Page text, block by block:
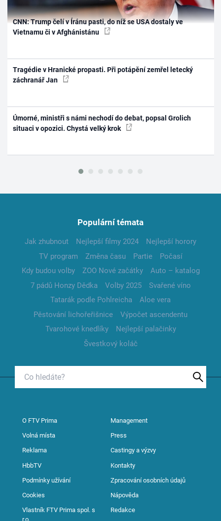
CNN: Trump čelí v Íránu pasti, do níž se USA dostaly ve
Vietnamu či v Afghánistánu
Tragédie v Hranické propasti. Při potápění zemřel letecký
záchranář Jan
Úmorné, ministři s námi nechodí do debat, popsal Grolich
situaci v opozici. Chystá velký krok
Populární témata
Jak zhubnout Nejlepší filmy 2024
Nejlepší horory
TV program
Změna času Partie
Počasí
Kdy budou volby
ZOO Nové začátky
Auto – katalog
7 pádů Honzy Dědka
Volby 2025
Svařené víno
Tatarák podle Pohlreicha
Aloe vera
Pěstování lichořeřišnice
Výpočet ascendentu
Tvarohové knedlíky
Nejlepší palačinky
Švestkový koláč
O FTV Prima Management
Volná místa Press
Reklama Castingy a výzvy
HbbTV Kontakty
Podmínky užívání Zpracování osobních údajů
Cookies Nápověda
Vlastník FTV Prima spol. s
r.o.
Redakce